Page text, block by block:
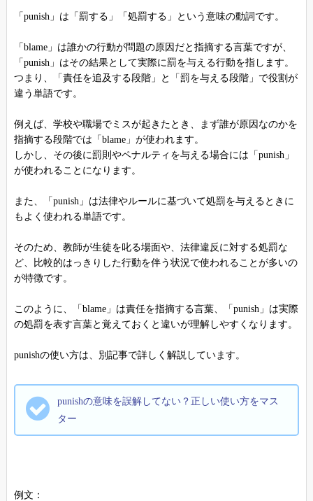
「punish」は「罰する」「処罰する」という意味の動詞です。
「blame」は誰かの行動が問題の原因だと指摘する言葉ですが、
「punish」はその結果として実際に罰を与える行動を指します。
つまり、「責任を追及する段階」と「罰を与える段階」で役割が
違う単語です。
例えば、学校や職場でミスが起きたとき、まず誰が原因なのかを
指摘する段階では「blame」が使われます。
しかし、その後に罰則やペナルティを与える場合には「punish」
が使われることになります。
また、「punish」は法律やルールに基づいて処罰を与えるときに
もよく使われる単語です。
そのため、教師が生徒を叱る場面や、法律違反に対する処罰な
ど、比較的はっきりした行動を伴う状況で使われることが多いの
が特徴です。
このように、「blame」は責任を指摘する言葉、「punish」は実際
の処罰を表す言葉と覚えておくと違いが理解しやすくなります。
punishの使い方は、別記事で詳しく解説しています。
punishの意味を誤解してない？正しい使い方をマス
ター
例文：